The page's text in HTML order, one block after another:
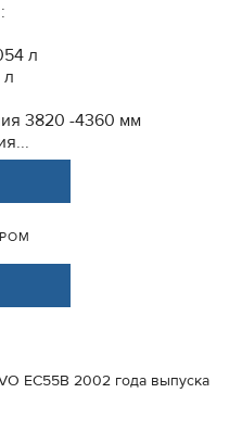
л
л
3820 -4360 мм
EC55B 2002 года выпуска